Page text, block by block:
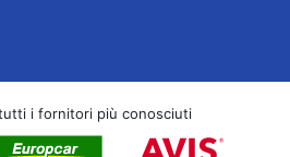
i fornitori più conosciuti